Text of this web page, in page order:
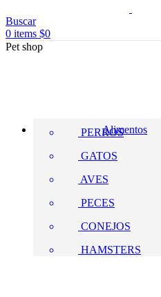
Buscar
0 items $0
Pet shop
Alimentos
PERROS
GATOS
AVES
PECES
CONEJOS
HAMSTERS